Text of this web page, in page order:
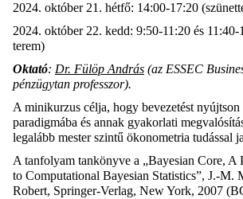
2024. október 21. hétfő: 14:00-17:20
2024. október 22. kedd: 9:50-11:20 és 11:40-
terem)
Oktató: Dr. Fülöp András (az ESSEC
pénzügytan professzor).
A minikurzus célja, hogy bevezetést nyújtson
paradigmába és annak gyakorlati
legalább mester szintű ökonometria tudással
A tanfolyam tankönyve a „Bayesian Core, A
to Computational Bayesian Statistics”, J.-M.
Robert, Springer-Verlag, New York, 2007